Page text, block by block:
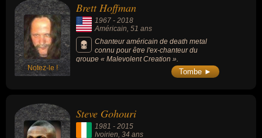
Notez-le !
Brett Hoffman
1967 - 2018
Américain, 51 ans
Chanteur américain de death metal
connu pour être l'ex-chanteur du
groupe « Malevolent Creation ».
Tombe ►
Steve Gohouri
1981 - 2015
Ivoirien , 34 ans